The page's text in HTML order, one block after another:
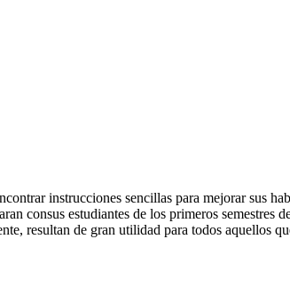
instrucciones sencillas para mejorar sus
consus estudiantes de los primeros semestres
resultan de gran utilidad para todos aquellos